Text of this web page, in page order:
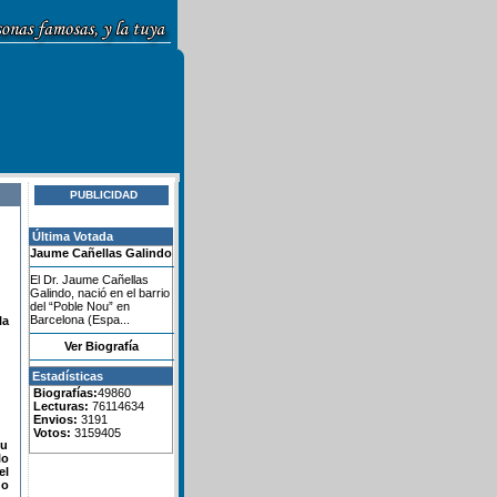
PUBLICIDAD
Última Votada
Jaume Cañellas Galindo
El Dr. Jaume Cañellas
Galindo, nació en el barrio
del “Poble Nou” en
Barcelona (Espa...
Ver Biografía
Estadísticas
Biografías:49860
Lecturas: 76114634
Envios: 3191
Votos: 3159405